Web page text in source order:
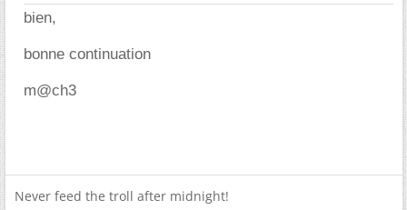
bien,
bonne continuation
m@ch3
Never feed the troll after midnight!